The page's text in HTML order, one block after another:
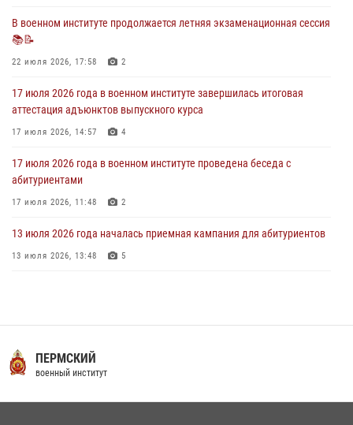
27 июля 2026 года в военном институте поощрены курсанты
27 июля 2026, 10:45
В военном институте продолжается летняя экзаменационная сессия
📚📝
22 июля 2026, 17:58 2
17 июля 2026 года в военном институте завершилась итоговая
аттестация адъюнктов выпускного курса
17 июля 2026, 14:57 4
17 июля 2026 года в военном институте проведена беседа с
абитуриентами
17 июля 2026, 11:48 2
13 июля 2026 года началась приемная кампания для абитуриентов
13 июля 2026, 13:48 5
16 июля 2026, 12:29 3
29 июля 2026 года курсанты военного института успешно сдали
экзамен по вождению
ПЕРМСКИЙ
военный институт